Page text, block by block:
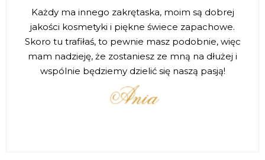
Każdy ma innego zakrętaska, moim są dobrej
jakości kosmetyki i piękne świece zapachowe.
Skoro tu trafiłaś, to pewnie masz podobnie, więc
mam nadzieję, że zostaniesz ze mną na dłużej i
wspólnie będziemy dzielić się naszą pasją!